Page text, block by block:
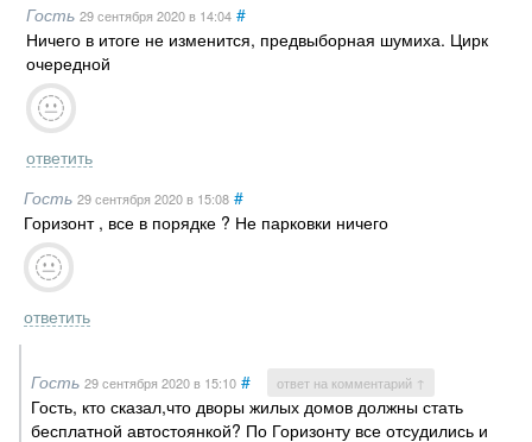
Гость 29 сентября 2020в 14:04 #
Ничего в итоге не изменится, предвыборная шумиха. Цирк
очередной
ответить
Гость 29 сентября 2020в 15:08 #
Горизонт , все в порядке ? Не парковки ничего
ответить
Гость 29 сентября 2020в 15:10 # ответ на комментарий ↑
Гость, кто сказал,что дворы жилых домов должны стать
бесплатной автостоянкой? По Горизонту все отсудились и